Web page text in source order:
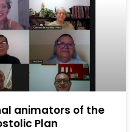
animators of the
Plan